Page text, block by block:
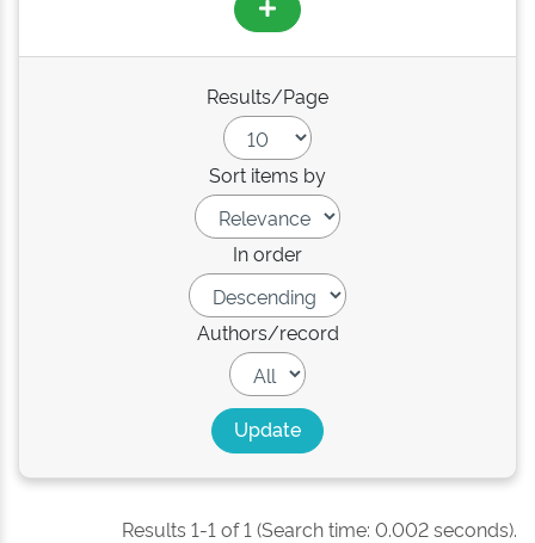
Results/Page
Sort items by
In order
Authors/record
Results 1-1 of 1 (Search time: 0.002 seconds).